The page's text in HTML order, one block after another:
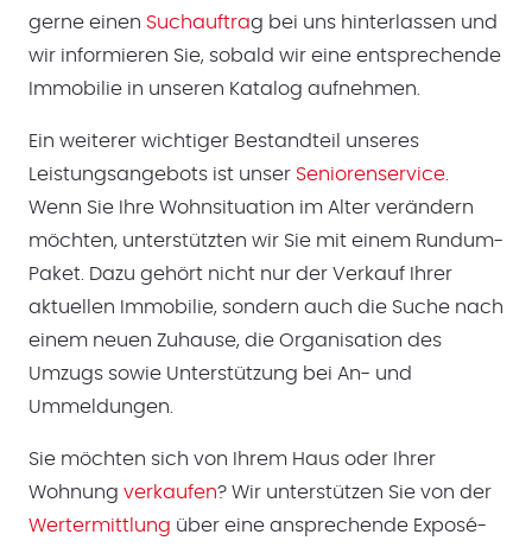
gerne einen Suchauftrag bei uns hinterlassen und
wir informieren Sie, sobald wir eine entsprechende
Immobilie in unseren Katalog aufnehmen.
Ein weiterer wichtiger Bestandteil unseres
Leistungsangebots ist unser Seniorenservice
Wenn Sie Ihre Wohnsituation im Alter verändern
möchten, unterstützten wir Sie mit einem Rundum-
Paket. Dazu gehört nicht nur der Verkauf Ihrer
aktuellen Immobilie, sondern auch die Suche nach
einem neuen Zuhause, die Organisation des
Umzugs sowie Unterstützung bei An- und
Ummeldungen.
Sie möchten sich von Ihrem Haus oder Ihrer
Wohnung verkaufen? Wir unterstützen Sie von der
Wertermittlung über eine ansprechende Exposé-